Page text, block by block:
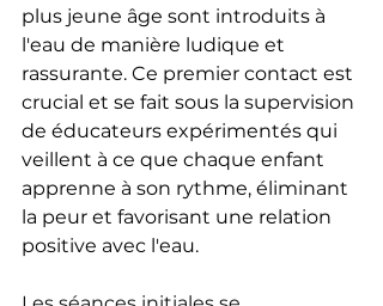
plus jeune âge sont introduits à
l'eau de manière ludique et
rassurante. Ce premier contact est
crucial et se fait sous la supervision
de éducateurs expérimentés qui
veillent à ce que chaque enfant
apprenne à son rythme, éliminant
la peur et favorisant une relation
positive avec l'eau.